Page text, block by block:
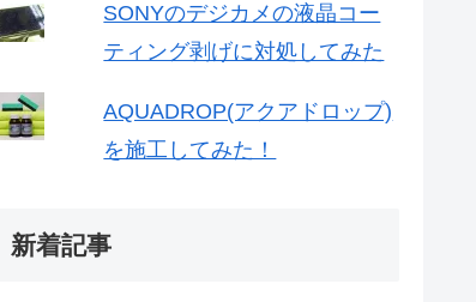
SONYのデジカメの液晶コー
ティング剥げに対処してみた
AQUADROP(アクアドロップ)
を施工してみた！
新着記事